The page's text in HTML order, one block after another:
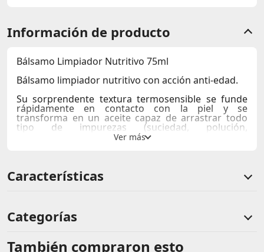
Información de producto
Bálsamo Limpiador Nutritivo 75ml
Bálsamo limpiador nutritivo con acción anti-edad.
Su sorprendente textura termosensible se funde
rápidamente en contacto con la piel y se
transforma en un aceite capaz de arrastrar todo
tipo de impurezas (suciedad, polución,
Para la limpieza y el cuidado diario de rostro, ojos y
labios.
con falta de confort.
Previene los signos de la edad.
Ingredientes clave
Características
Categorías
Comentarios de clientes
También compraron esto